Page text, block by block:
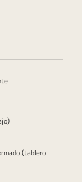
(tablero